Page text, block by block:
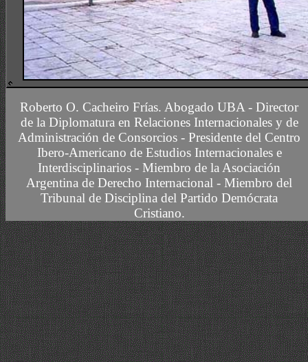
Roberto O. Cacheiro Frías. Abogado UBA - Director
de la Diplomatura en Relaciones Internacionales y de
Administración de Consorcios - Presidente del Centro
Ibero-Americano de Estudios Internacionales e
Interdisciplinarios - Miembro de la Asociación
Argentina de Derecho Internacional - Miembro del
Tribunal de Disciplina del Partido Demócrata
Cristiano.